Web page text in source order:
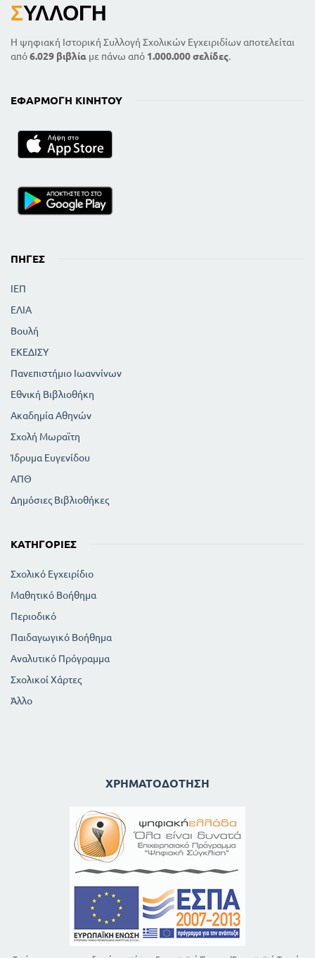
ΣΥΛΛΟΓΉ
Η ψηφιακή Ιστορική Συλλογή Σχολικών Εγχειριδίων αποτελείται
από6.029 βιβλία με πάνω από 1.000.000 σελίδες.
ΕΦΑΡΜΟΓΉ ΚΙΝΗΤΟΎ
ΠΗΓΈΣ
ΙΕΠ
ΕΛΙΑ
Βουλή
ΕΚΕΔΙΣΥ
Πανεπιστήμιο Ιωαννίνων
Εθνική Βιβλιοθήκη
Ακαδημία Αθηνών
Σχολή Μωραϊτη
Ίδρυμα Ευγενίδου
ΑΠΘ
Δημόσιες Βιβλιοθήκες
ΚΑΤΗΓΟΡΊΕΣ
Σχολικό Εγχειρίδιο
Μαθητικό Βοήθημα
Περιοδικό
Παιδαγωγικό Βοήθημα
Αναλυτικό Πρόγραμμα
Σχολικοί Χάρτες
Άλλο
ΧΡΗΜΑΤΟΔΌΤΗΣΗ